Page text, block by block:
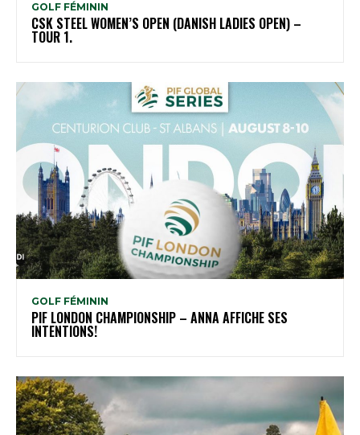
GOLF FÉMININ
CSK STEEL WOMEN’S OPEN (DANISH LADIES OPEN) –
TOUR 1.
GOLF FÉMININ
PIF LONDON CHAMPIONSHIP – ANNA AFFICHE SES
INTENTIONS!